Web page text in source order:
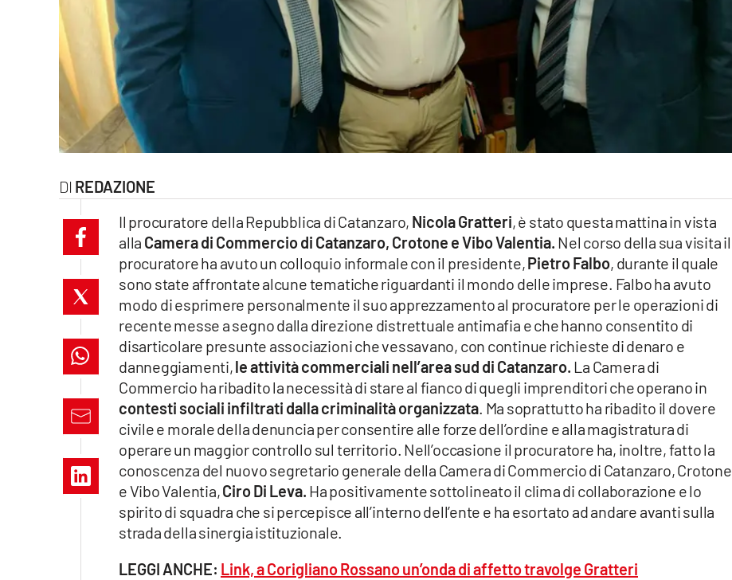
lacitymag.it
cosenzachannel.it
ilvibonese.it
catanzarochannel.it
lacapitalenews.it
REDAZIONE
Il procuratore della Repubblica di Catanzaro, Nicola Gratteri, è stato questa mattina in vista
alla Camera di Commercio di Catanzaro, Crotone e Vibo Valentia. Nel corso della sua visita il
procuratore ha avuto un colloquio informale con il presidente,Pietro Falbo, durante il quale
sono state affrontate alcune tematiche riguardanti il mondo delle imprese. Falbo ha avuto
modo di esprimere personalmente il suo apprezzamento al procuratore per le operazioni di
recente messe a segno dalla direzione distrettuale antimafia e che hanno consentito di
disarticolare presunte associazioni che vessavano, con continue richieste di denaro e
danneggiamenti,le attività commerciali nell’area sud di Catanzaro. La Camera di
Commercio ha ribadito la necessità di stare al fianco di quegli imprenditori che operano in
contesti sociali infiltrati dalla criminalità organizzata. Ma soprattutto ha ribadito il dovere
civile e morale della denuncia per consentire alle forze dell’ordine e alla magistratura di
operare un maggior controllo sul territorio. Nell’occasione il procuratore ha, inoltre, fatto la
conoscenza del nuovo segretario generale della Camera di Commercio di Catanzaro, Crotone
e Vibo Valentia,Ciro Di Leva. Ha positivamente sottolineato il clima di collaborazione e lo
spirito di squadra che si percepisce all’interno dell’ente e ha esortato ad andare avanti sulla
strada della sinergia istituzionale.
LEGGI ANCHE: Link, a Corigliano Rossano un’onda di affetto travolge Gratteri